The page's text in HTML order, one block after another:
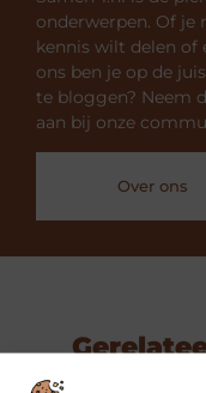
onderwerpen. Of je
kennis wilt delen of
ons ben je op de
te bloggen? Neem
aan bij onze
Over ons